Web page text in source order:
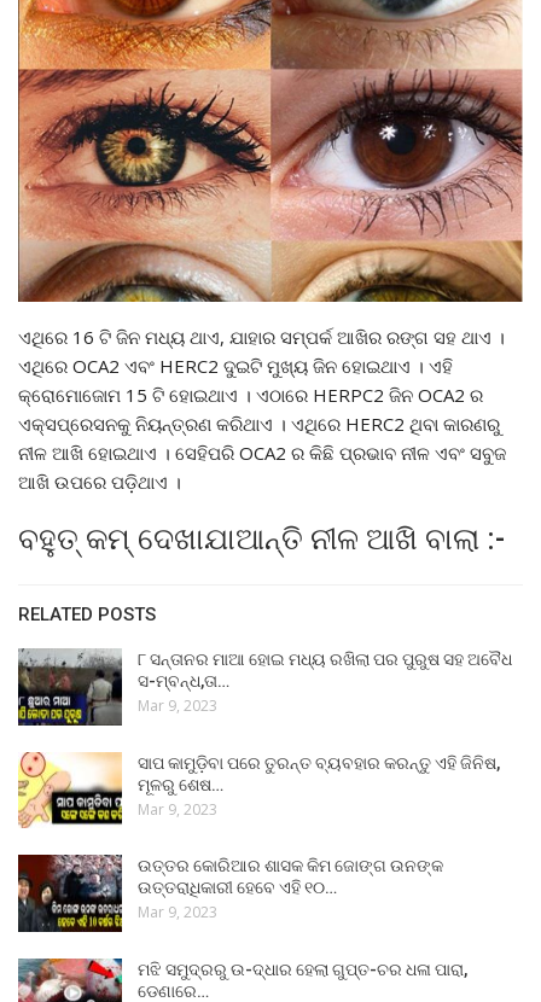
ଏଥିରେ 16 ଟି ଜିନ ମଧ୍ୟ ଥାଏ, ଯାହାର ସମ୍ପର୍କ ଆଖିର ରଙ୍ଗ ସହ ଥାଏ ।
ଏଥିରେ OCA2 ଏବଂ HERC2 ଦୁଇଟି ମୁଖ୍ୟ ଜିନ ହୋଇଥାଏ । ଏହି
କ୍ରୋମୋଜୋମ 15 ଟି ହୋଇଥାଏ । ଏଠାରେ HERPC2 ଜିନ OCA2 ର
ଏକ୍ସପ୍ରେସନକୁ ନିୟନ୍ତ୍ରଣ କରିଥାଏ । ଏଥିରେ HERC2 ଥିବା କାରଣରୁ
ନୀଳ ଆଖି ହୋଇଥାଏ । ସେହିପରି OCA2 ର କିଛି ପ୍ରଭାବ ନୀଳ ଏବଂ ସବୁଜ
ଆଖି ଉପରେ ପଡ଼ିଥାଏ ।
ବହୁତ୍ କମ୍ ଦେଖାଯାଆନ୍ତି ନୀଳ ଆଖି ବାଲା :-
RELATED POSTS
୮ ସନ୍ତାନର ମାଆ ହୋଇ ମଧ୍ୟ ରଖିଲା ପର ପୁରୁଷ ସହ ଅବୈଧ
ସ-ମ୍ବନ୍ଧ,ତା…
Mar 9, 2023
ସାପ କାମୁଡ଼ିବା ପରେ ତୁରନ୍ତ ବ୍ୟବହାର କରନ୍ତୁ ଏହି ଜିନିଷ,
ମୂଳରୁ ଶେଷ…
Mar 9, 2023
ଉତ୍ତର କୋରିଆର ଶାସକ କିମ ଜୋଙ୍ଗ ଉନଙ୍କ
ଉତ୍ତରାଧିକାରୀ ହେବେ ଏହି ୧୦…
Mar 9, 2023
ମଝି ସମୁଦ୍ରରୁ ଉ-ଦ୍ଧାର ହେଲା ଗୁପ୍ତ-ଚର ଧଳା ପାରା,
ଡେଣାରେ…